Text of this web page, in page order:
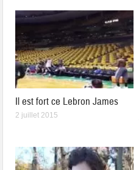
Il est fort ce Lebron James
2 juillet 2015